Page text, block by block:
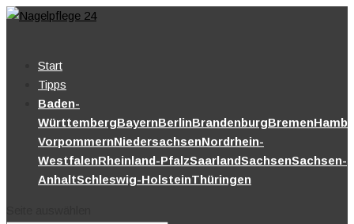
Start
Tipps
Baden-
WürttembergBayernBerlinBrandenburgBremen
VorpommernNiedersachsenNordrhein-
WestfalenRheinland-PfalzSaarlandSachsenSachsen-
AnhaltSchleswig-HolsteinThüringen